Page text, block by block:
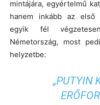
mintájára, egyértelmű
hanem inkább az első
egyik fél
Németország, most
helyzetbe:
„PUTYIN